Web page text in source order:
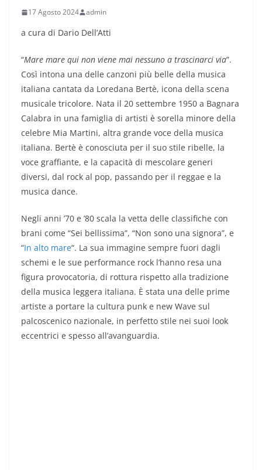
17 Agosto 2024 admin
a cura di Dario Dell’Atti
“Mare mare qui non viene mai nessuno a trascinarci via”.
Così intona una delle canzoni più belle della musica
italiana cantata da Loredana Bertè, icona della scena
musicale tricolore. Nata il 20 settembre 1950 a Bagnara
Calabra in una famiglia di artisti è sorella minore della
celebre Mia Martini, altra grande voce della musica
italiana. Bertè è conosciuta per il suo stile ribelle, la
voce graffiante, e la capacità di mescolare generi
diversi, dal rock al pop, passando per il reggae e la
musica dance.
Negli anni ’70 e ’80 scala la vetta delle classifiche con
brani come “Sei bellissima”, “Non sono una signora”, e
“In alto mare“. La sua immagine sempre fuori dagli
schemi e le sue performance rock l’hanno resa una
figura provocatoria, di rottura rispetto alla tradizione
della musica leggera italiana. È stata una delle prime
artiste a portare la cultura punk e new Wave sul
palcoscenico nazionale, in perfetto stile nei suoi look
eccentrici e spesso all’avanguardia.